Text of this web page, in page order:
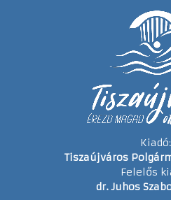
Kiadó:
Tiszaújváros
Felelős
dr. Juhos